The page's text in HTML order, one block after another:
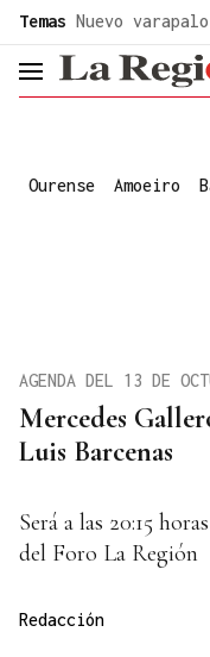
Temas Nuevo
header.menu.open
Ourense Amoeiro
Mercedes
Luis Barcenas
AGENDA DEL 13 DE
Será a las 20:15
del Foro La Región
Redacción